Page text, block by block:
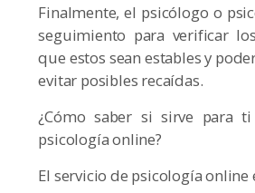
Finalmente, el psicólogo o
seguimiento para verificar
que estos sean estables y
evitar posibles recaídas.
¿Cómo saber si sirve para
psicología online?
El servicio de psicología online